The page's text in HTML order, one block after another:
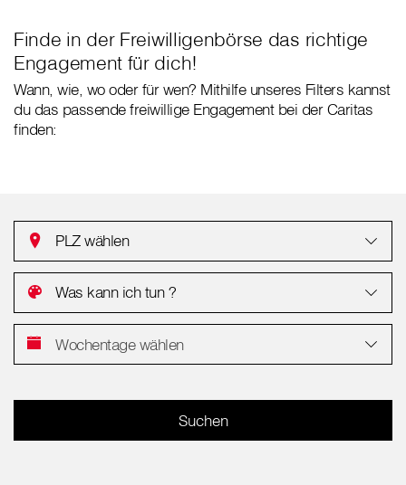
Finde in der Freiwilligenbörse das richtige
Engagement für dich!
Wann, wie, wo oder für wen? Mithilfe unseres Filters kannst
du das passende freiwillige Engagement bei der Caritas
finden:
PLZ wählen
Was kann ich tun ?
Wochentage wählen